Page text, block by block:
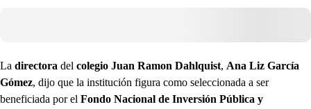
La directora del colegio Juan Ramon Dahlquist, Ana Liz García
Gómez, dijo que la institución figura como seleccionada a ser
beneficiada por el Fondo Nacional de Inversión Pública y